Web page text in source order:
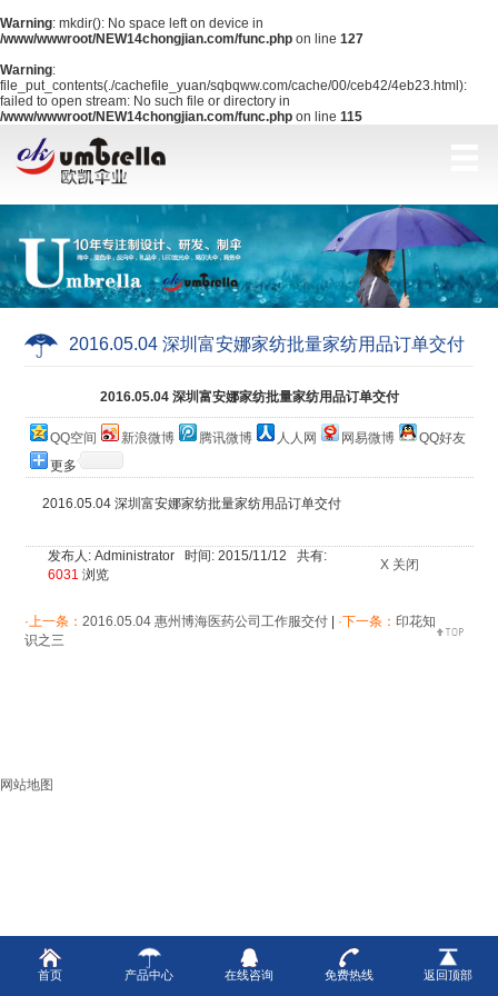
Warning: mkdir(): No space left on device in
/www/wwwroot/NEW14chongjian.com/func.php on line 127
Warning:
file_put_contents(./cachefile_yuan/sqbqww.com/cache/00/ceb42/4eb23.html):
failed to open stream: No such file or directory in
/www/wwwroot/NEW14chongjian.com/func.php on line 115
2016.05.04 深圳富安娜家纺批量家纺用品订单交付
2016.05.04 深圳富安娜家纺批量家纺用品订单交付
QQ空间 新浪微博 腾讯微博 人人网 网易微博
QQ好友
更多
2016.05.04 深圳富安娜家纺批量家纺用品订单交付
发布人: Administrator 时间: 2015/11/12 共有:
6031 浏览
X 关闭
·上一条：2016.05.04 惠州博海医药公司工作服交付 ·下一条： 印花知
识之三
首页 产品中心 在线咨询 免费热线 返回顶部
网站地图